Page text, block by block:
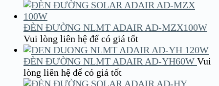
ĐÈN ĐƯỜNG NLMT ADAIR AD-MZX100W
Vui lòng liên hệ để có giá tốt
ĐÈN ĐƯỜNG NLMT ADAIR AD-YH60W Vui
lòng liên hệ để có giá tốt